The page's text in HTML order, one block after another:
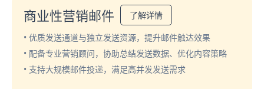
商业性营销邮件
了解详情
• 优质发送通道与独立发送资源，提升邮件触达效果
• 配备专业营销顾问，协助总结发送数据、优化内容策略
• 支持大规模邮件投递，满足高并发发送需求